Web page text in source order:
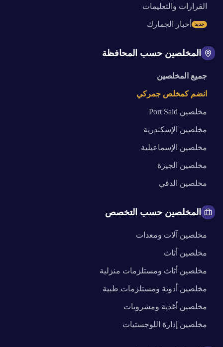
القرارات والتعليمات
أخبار الجمارك جديد
المخلصين حسب المحافظة
جميع المخلصين
انضم كمخلص جمركي
مخلصين Port Said
مخلصين الإسكندرية
مخلصين الإسماعيلية
مخلصين الجيزة
مخلصين الدقي
المخلصين حسب التخصص
مخلصين آلات ومعدات
مخلصين أثاث
مخلصين أثاث ومستلزمات منزلية
مخلصين أدوية ومستلزمات طبية
مخلصين أغذية ومشروبات
مخلصين إدارة اللوجستيات